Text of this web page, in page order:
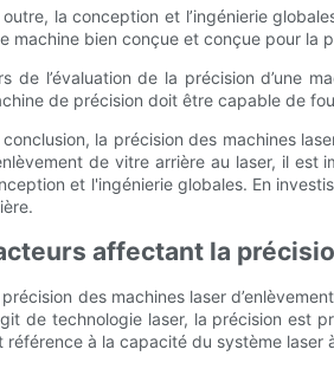
outre, la conception et l’ingénierie
machine bien conçue et conçue pour la
de l’évaluation de la précision d’une
de précision doit être capable de
conclusion, la précision des machines
de vitre arrière au laser, il est
et l'ingénierie globales. En
affectant la
précision des machines laser
de technologie laser, la précision est
référence à la capacité du système laser